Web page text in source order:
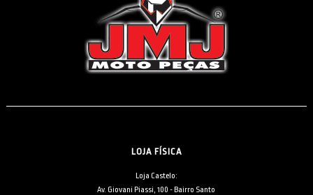
LOJA FÍSICA
Loja Castelo:
Av. Giovani Piassi, 100 - Bairro Santo